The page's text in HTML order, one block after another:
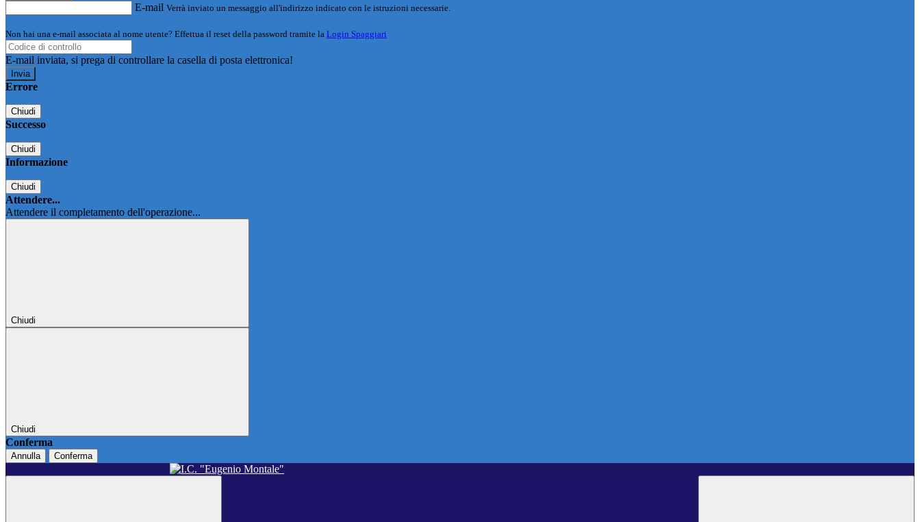
E-mail Verrà inviato un messaggio all'indirizzo indicato con le istruzioni necessarie.
Non hai una e-mail associata al nome utente? Effettua il reset della password tramite la Login Spaggiari
E-mail inviata, si prega di controllare la casella di posta elettronica!
Errore
Chiudi
Successo
Chiudi
Informazione
Chiudi
Attendere...
Attendere il completamento dell'operazione...
Chiudi
Chiudi
Conferma
Annulla Conferma